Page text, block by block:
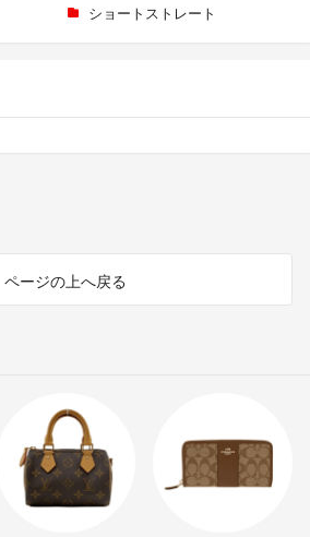
ショートストレート
ページの上へ戻る